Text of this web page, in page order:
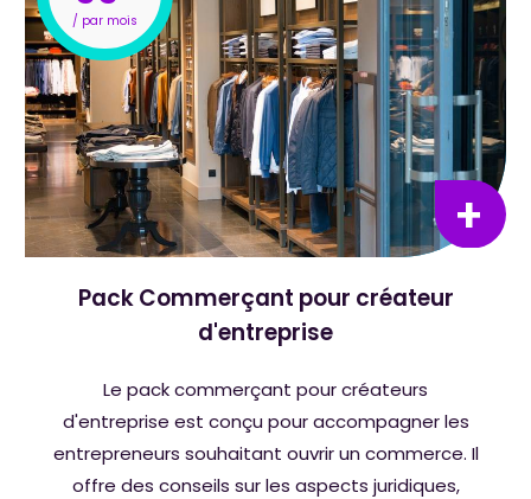
Pack Commerçant pour créateur
d'entreprise
Le pack commerçant pour créateurs
d'entreprise est conçu pour accompagner les
entrepreneurs souhaitant ouvrir un commerce. Il
offre des conseils sur les aspects juridiques,